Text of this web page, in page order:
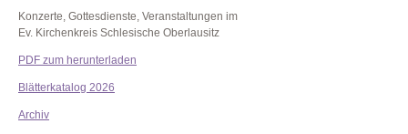
Konzerte, Gottesdienste, Veranstaltungen im
Ev. Kirchenkreis Schlesische Oberlausitz
PDF zum herunterladen
Blätterkatalog 2026
Archiv